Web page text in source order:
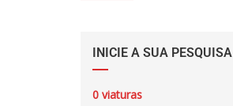
INICIE A SUA PESQUISA
0 viaturas